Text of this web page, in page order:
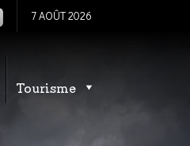
7 AOÛT 2026
Tourisme